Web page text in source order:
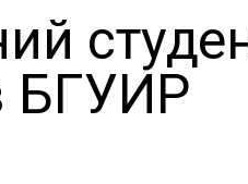
БГУИР